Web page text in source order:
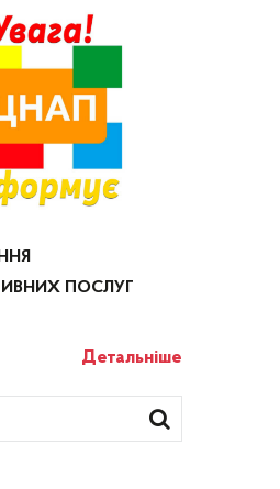
ПОСЛУГ
Детальніше